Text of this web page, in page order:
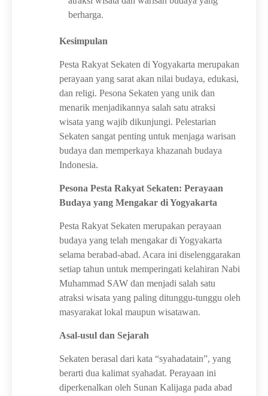
berharga.
Kesimpulan
Pesta Rakyat Sekaten di Yogyakarta merupakan
perayaan yang sarat akan nilai budaya, edukasi,
dan religi. Pesona Sekaten yang unik dan
menarik menjadikannya salah satu atraksi
wisata yang wajib dikunjungi. Pelestarian
Sekaten sangat penting untuk menjaga warisan
budaya dan memperkaya khazanah budaya
Indonesia.
Pesona Pesta Rakyat Sekaten: Perayaan
Budaya yang Mengakar di Yogyakarta
Pesta Rakyat Sekaten merupakan perayaan
budaya yang telah mengakar di Yogyakarta
selama berabad-abad. Acara ini diselenggarakan
setiap tahun untuk memperingati kelahiran Nabi
Muhammad SAW dan menjadi salah satu
atraksi wisata yang paling ditunggu-tunggu oleh
masyarakat lokal maupun wisatawan.
Asal-usul dan Sejarah
Sekaten berasal dari kata “syahadatain”, yang
berarti dua kalimat syahadat. Perayaan ini
diperkenalkan oleh Sunan Kalijaga pada abad